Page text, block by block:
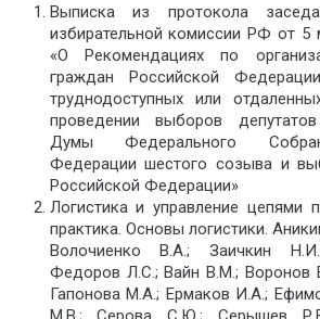
Выписка из протокола
избирательной комиссии РФ от 5
«О Рекомендациях по
граждан Российской
труднодоступных или
проведении выборов депутатов
Думы Федерального
Федерации шестого созыва и
Российской Федерации»
Логистика и управление цепями
практика. Основы логистики.
Волочиенко В.А.; Заичкин
Федоров Л.С.; Вайн В.М.; Воронов
Гапонова М.А.; Ермаков И.А.;